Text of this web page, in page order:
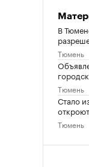
В
Тюмень
Тюмень
Стало
Тюмень